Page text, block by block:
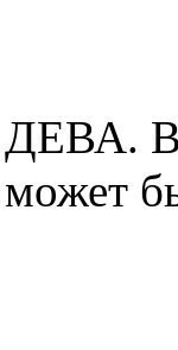
ДЕВА.
может